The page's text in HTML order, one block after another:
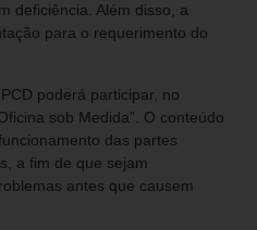
deficiência. Além disso, a
para o requerimento do
poderá participar, no
sob Medida”. O conteúdo
das partes
a fim de que sejam
antes que causem